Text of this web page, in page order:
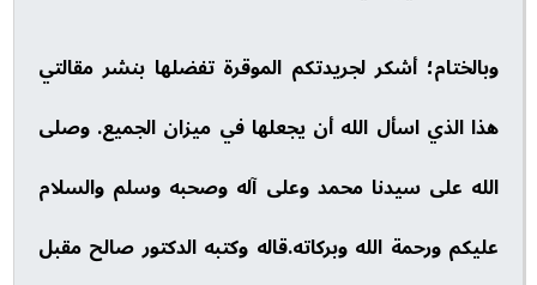
وبالختام؛ أشكر لجريدتكم الموقرة تفضلها بنشر مقالتي
هذا الذي اسأل الله أن يجعلها في ميزان الجميع. وصلى
الله على سيدنا محمد وعلى آله وصحبه وسلم والسلام
عليكم ورحمة الله وبركاته.قاله وكتبه الدكتور صالح مقبل